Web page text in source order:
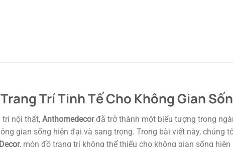
Trí Tinh Tế Cho Không Gian
trí nội thất, Anthomedecorđã trở thành một biểu tượng trong
gian sống hiện đại và sang trọng. Trong bài viết này, chúng
, món đồ trang trí không thể thiếu cho không gian sống hiện